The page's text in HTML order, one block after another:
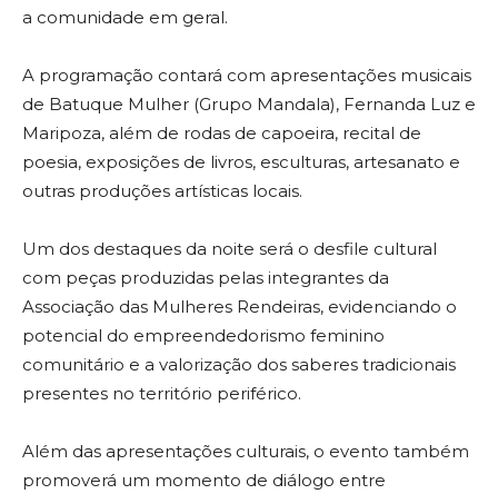
a comunidade em geral.
A programação contará com apresentações musicais
de Batuque Mulher (Grupo Mandala), Fernanda Luz e
Maripoza, além de rodas de capoeira, recital de
poesia, exposições de livros, esculturas, artesanato e
outras produções artísticas locais.
Um dos destaques da noite será o desfile cultural
com peças produzidas pelas integrantes da
Associação das Mulheres Rendeiras, evidenciando o
potencial do empreendedorismo feminino
comunitário e a valorização dos saberes tradicionais
presentes no território periférico.
Além das apresentações culturais, o evento também
promoverá um momento de diálogo entre